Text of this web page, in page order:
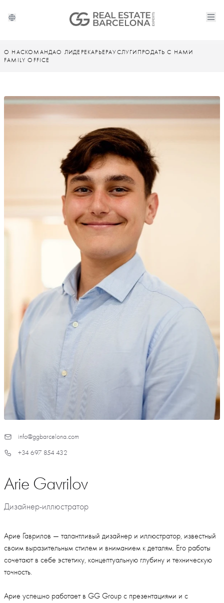
О НАСКОМАНДАО ЛИДЕРЕ КАРЬЕРАУСЛУГИ ПРОДАТЬ С НАМИ
FAMILY OFFICE
info@ggbarcelona.com
+34 697 854 432
Arie Gavrilov
Дизайнер-иллюстратор
Арие Гаврилов — талантливый дизайнер и иллюстратор, известный
своим выразительным стилем и вниманием к деталям. Его работы
сочетают в себе эстетику, концептуальную глубину и техническую
точность.
Арие успешно работает в GG Group с презентациями и с